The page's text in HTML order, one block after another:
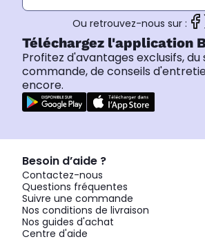
Ou retrouvez-nous sur :
Téléchargez l'application
Profitez d'avantages exclusifs, du
commande, de conseils
encore.
Besoin d’aide ?
Contactez-nous
Questions fréquentes
Suivre une commande
Nos conditions de livraison
Nos guides d'achat
Centre d'aide